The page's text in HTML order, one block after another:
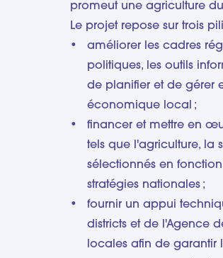
promeut une agriculture
Le projet repose sur trois
améliorer les cadres
politiques, les outils
de planifier et de gérer
économique local ;
financer et mettre en
tels que l'agriculture, la
sélectionnés en
stratégies nationales ;
fournir un appui
districts et de l'Agence
locales afin de garantir